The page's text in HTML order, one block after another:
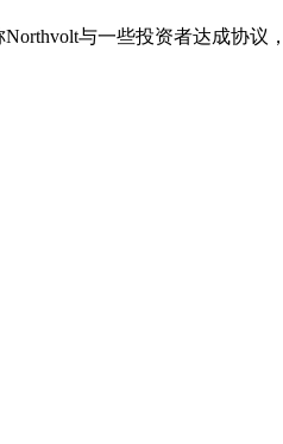
与一些投资者达成协